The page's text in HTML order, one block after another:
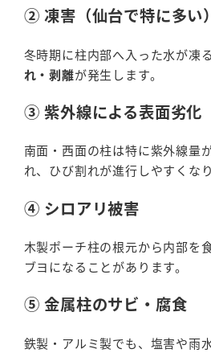
② 凍害（仙台で特に多い）
冬時期に柱内部へ入った水が凍
れ・剥離が発生します。
③ 紫外線による表面劣化
南面・西面の柱は特に紫外線量
れ、ひび割れが進行しやすくなり
④ シロアリ被害
木製ポーチ柱の根元から内部を
ブヨになることがあります。
⑤ 金属柱のサビ・腐食
鉄製・アルミ製でも、塩害や雨